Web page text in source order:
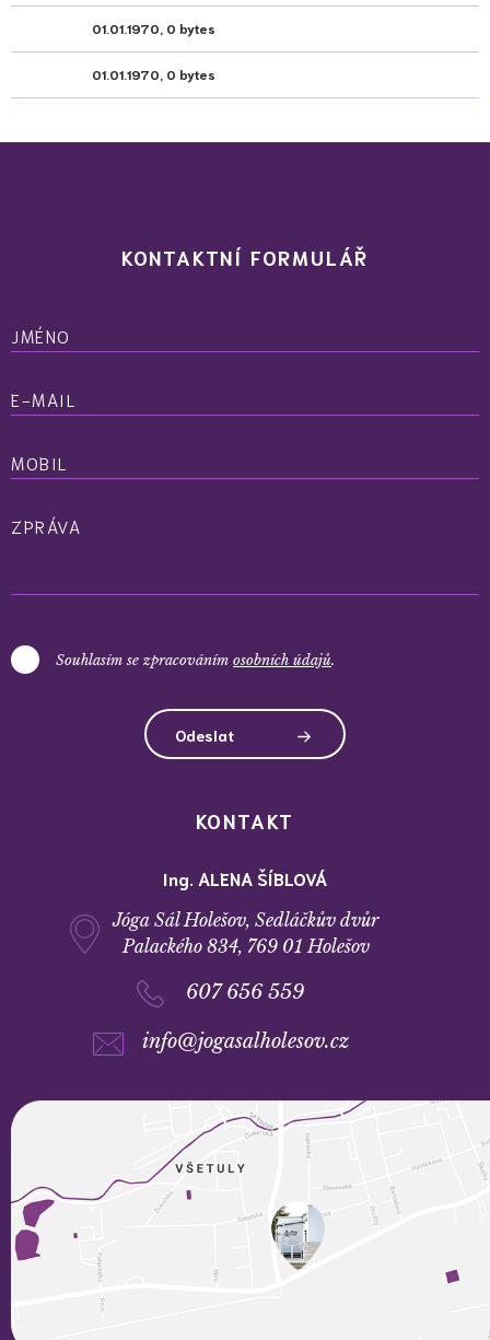
01.01.1970, 0 bytes
01.01.1970, 0 bytes
KONTAKTNÍ FORMULÁŘ
JMÉNO
E-MAIL
MOBIL
ZPRÁVA
Souhlasím se zpracováním osobních údajů.
Odeslat
KONTAKT
Ing. ALENA ŠÍBLOVÁ
Jóga Sál Holešov, Sedláčkův dvůr
Palackého 834, 769 01 Holešov
607 656 559
info@jogasalholesov.cz